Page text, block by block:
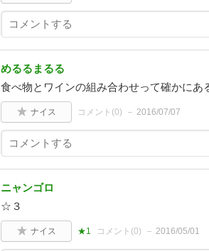
めるるまるる
食べ物とワインの組み合わせって確かにあ
ナイス コメント(0) 2016/07/07
ニャンゴロ
☆３
ナイス ★1 コメント(0) 2016/05/01